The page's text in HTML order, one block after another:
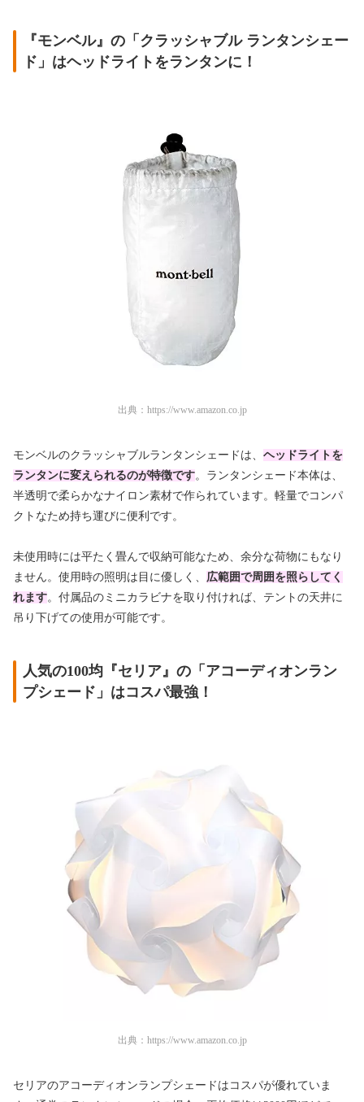
『モンベル』の「クラッシャブル ランタンシェー
ド」はヘッドライトをランタンに！
出典： https://www.amazon.co.jp
モンベルのクラッシャブルランタンシェードは、 ヘッドライトを
ランタンに変えられるのが特徴です。ランタンシェード本体は、
半透明で柔らかなナイロン素材で作られています。軽量でコンパ
クトなため持ち運びに便利です。
未使用時には平たく畳んで収納可能なため、余分な荷物にもなり
ません。使用時の照明は目に優しく、 広範囲で周囲を照らしてく
れます。付属品のミニカラビナを取り付ければ、テントの天井に
吊り下げての使用が可能です。
人気の100均『セリア』の「アコーディオンラン
プシェード」はコスパ最強！
出典： https://www.amazon.co.jp
セリアのアコーディオンランプシェードはコスパが優れていま